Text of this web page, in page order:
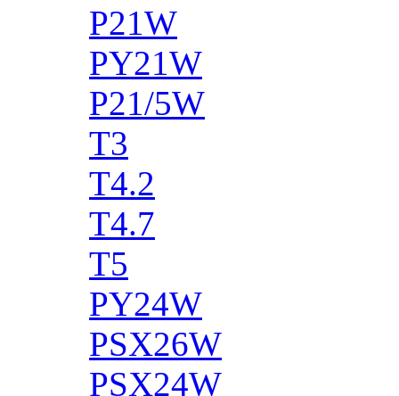
P21W
PY21W
P21/5W
T3
T4.2
T4.7
T5
PY24W
PSX26W
PSX24W